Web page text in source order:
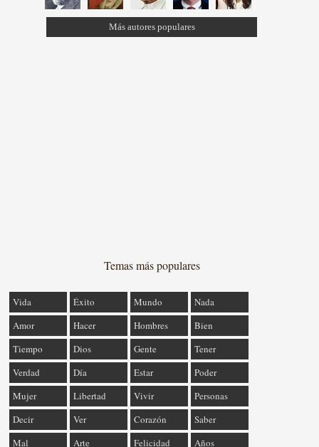
Más autores populares
Temas más populares
Vida Éxito Mundo
Nada
Amor
Hacer Hombres
Bien
Tiempo
Dios Gente
Tener
Verdad
Día Estar
Poder
Mujer
Libertad Vivir
Personas
Decir
Ver Corazón
Saber
Mal
Arte Felicidad Años